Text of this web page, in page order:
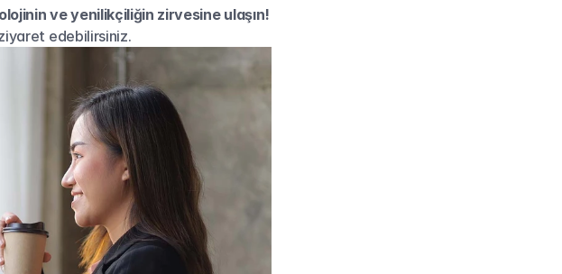
ve yenilikçiliğin zirvesine ulaşın!
edebilirsiniz.